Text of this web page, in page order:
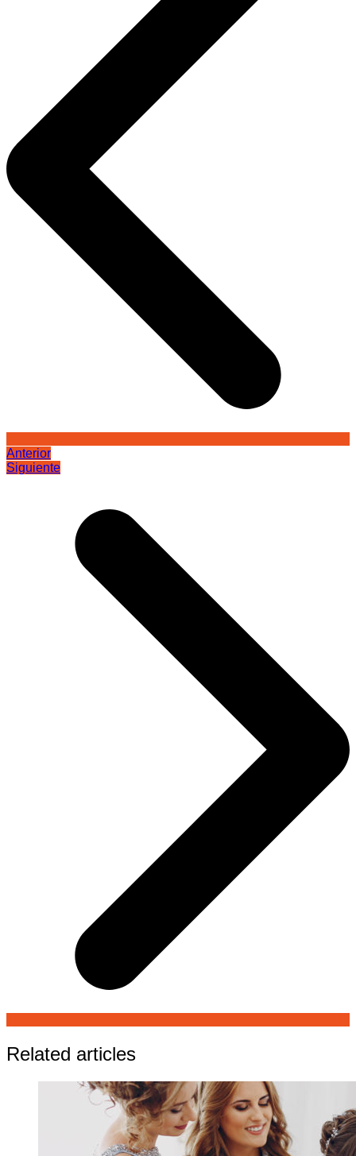
Anterior
Siguiente
Related articles